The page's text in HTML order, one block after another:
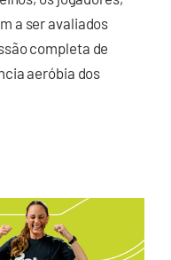
a ser avaliados
completa de
aeróbia dos